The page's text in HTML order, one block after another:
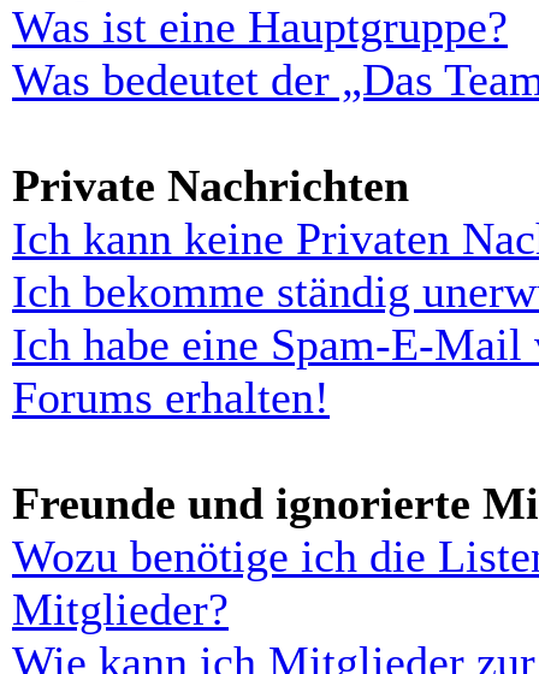
Was ist eine Hauptgruppe?
Was bedeutet der „Das
Private Nachrichten
Ich kann keine Privaten
Ich bekomme ständig
Ich habe eine Spam-E-
Forums erhalten!
Freunde und ignorierte
Wozu benötige ich die
Mitglieder?
Wie kann ich Mitglieder